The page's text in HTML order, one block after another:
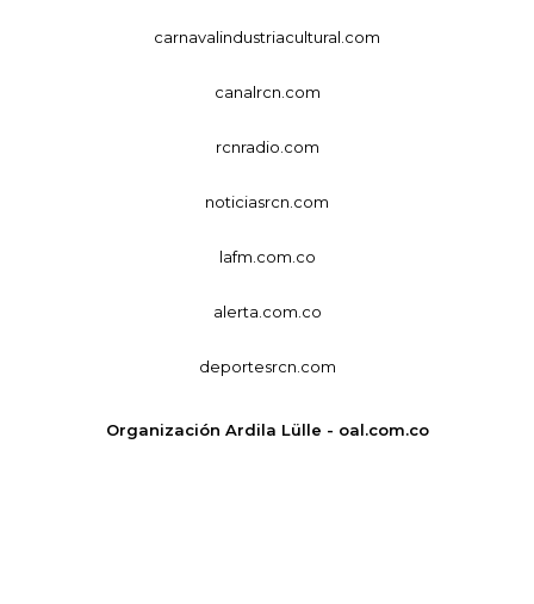
carnavalindustriacultural.com
canalrcn.com
rcnradio.com
noticiasrcn.com
lafm.com.co
alerta.com.co
deportesrcn.com
Organización Ardila Lülle - oal.com.co